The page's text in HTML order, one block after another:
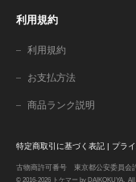
利用規約
利用規約
お支払方法
商品ランク説明
特定商取引に基づく表記 | プラ
古物商許可番号 東京都公安委員会
© 2016-2026 トケマー by DAIKOKUYA.